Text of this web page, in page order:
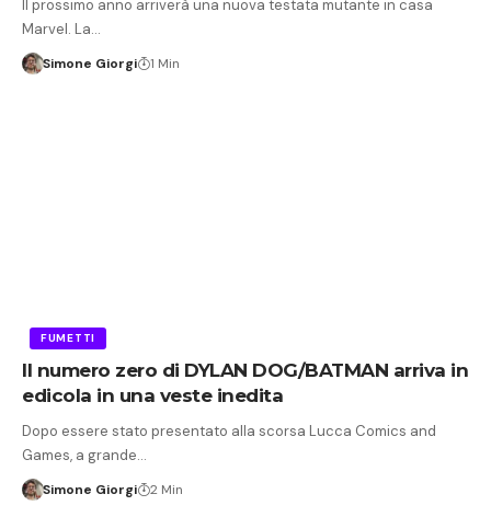
Il prossimo anno arriverà una nuova testata mutante in casa
Marvel. La…
Simone Giorgi 1 Min
FUMETTI
Il numero zero di DYLAN DOG/BATMAN arriva in
edicola in una veste inedita
Dopo essere stato presentato alla scorsa Lucca Comics and
Games, a grande…
Simone Giorgi 2 Min